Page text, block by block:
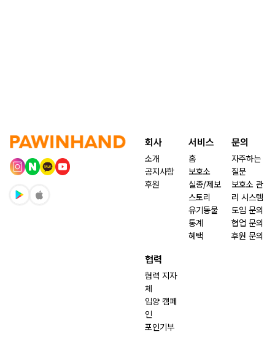
회사
소개
공지사항
후원
서비스
홈
보호소
실종/제보
스토리
유기동물
통계
혜택
문의
자주하는
질문
보호소 관
리 시스템
도입 문의
협업 문의
후원 문의
협력
협력 지자
체
입양 캠페
인
포인기부